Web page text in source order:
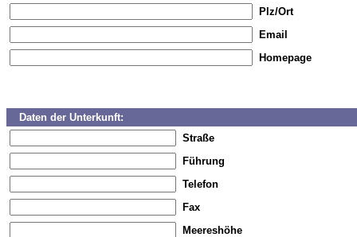
Plz/Ort
Email
Homepage
Daten der Unterkunft:
Straße
Führung
Telefon
Fax
Meereshöhe